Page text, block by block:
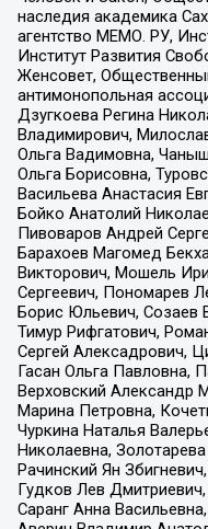
наследия академика
агентство МЕМО. РУ,
Институт Развития
Женсовет,
антимонопольная
Дзугкоева Регина
Владимирович,
Ольга Вадимовна,
Ольга Борисовна,
Васильева Анастасия
Бойко Анатолий
Пивоваров Андрей
Барахоев Магомед
Викторович, Мошель
Сергеевич, Пономарев
Борис Юльевич, Созаев
Тимур Рифгатович,
Сергей Алексадрович,
Гасан Ольга Павловна,
Верховский Александр
Марина Петровна,
Чуркина Наталья
Николаевна,
Рачинский Ян
Гудков Лев
Саранг Анна